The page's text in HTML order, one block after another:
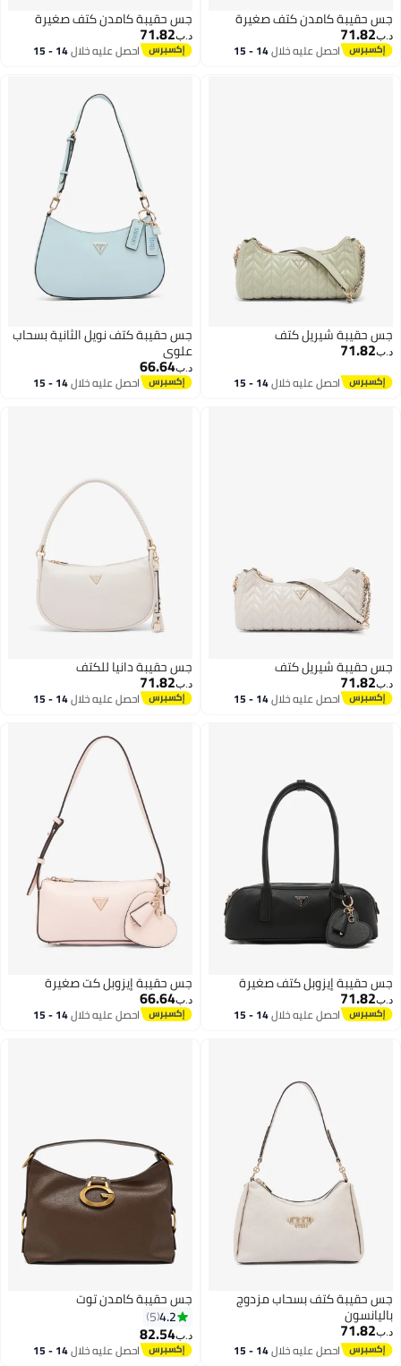
جس حقيبة كامدن كتف صغيرة
د.ب‏71.82
احصل عليه خلال 14 - 15
جس حقيبة كامدن كتف صغيرة
د.ب‏71.82
احصل عليه خلال 14 - 15
جس حقيبة شيريل كتف
د.ب‏71.82
احصل عليه خلال 14 - 15
جس حقيبة كتف نويل الثانية بسحاب
علوي
د.ب‏66.64
احصل عليه خلال 14 - 15
جس حقيبة شيريل كتف
د.ب‏71.82
احصل عليه خلال 14 - 15
جس حقيبة دانيا للكتف
د.ب‏71.82
احصل عليه خلال 14 - 15
جس حقيبة إيزوبل كتف صغيرة
د.ب‏71.82
احصل عليه خلال 14 - 15
جس حقيبة إيزوبل كت صغيرة
د.ب‏66.64
احصل عليه خلال 14 - 15
جس حقيبة كتف بسحاب مزدوج
باليانسون
د.ب‏71.82
احصل عليه خلال 14 - 15
4
جس حقيبة كامدن توت
4.2
5
د.ب‏82.54
احصل عليه خلال 14 - 15